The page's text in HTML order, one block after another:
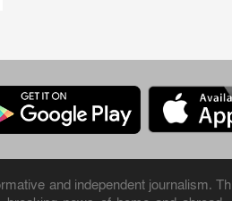
and independent journalism.